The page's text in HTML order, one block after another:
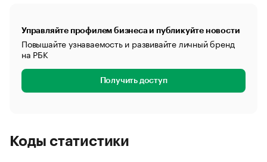
Управляйте профилем бизнеса и публикуйте новости
Повышайте узнаваемость и развивайте личный бренд
на РБК
Получить доступ
Коды статистики